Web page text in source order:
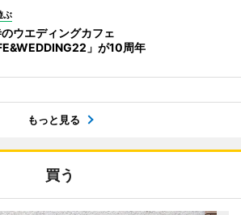
ぶ
ウエディングカフェ
」が10周年
もっと見る
買う